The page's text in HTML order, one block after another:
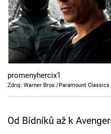
Cool Esport
Pořady
Sledujte prima+
Přihlášení
promenyhercix1
Zdroj: Warner Bros./Paramount Classics
Od Bídníků až k